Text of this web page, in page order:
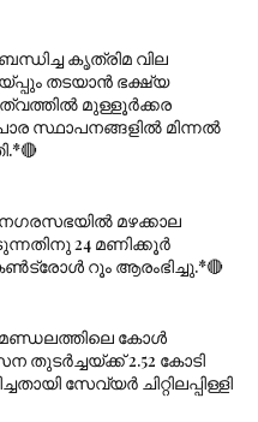
കൃത്രിമ വില
തടയാൻ ഭക്ഷ്യ
മുള്ളൂർക്കര
സ്ഥാപനങ്ങളിൽ മിന്നൽ
നഗരസഭയിൽ മഴക്കാല
24 മണിക്കൂർ
റൂം ആരംഭിച്ചു.*🔴
മണ്ഡലത്തിലെ കോൾ
തുടർച്ചയ്ക്ക് 2.52 കോടി
സേവ്യർ ചിറ്റിലപ്പിള്ളി